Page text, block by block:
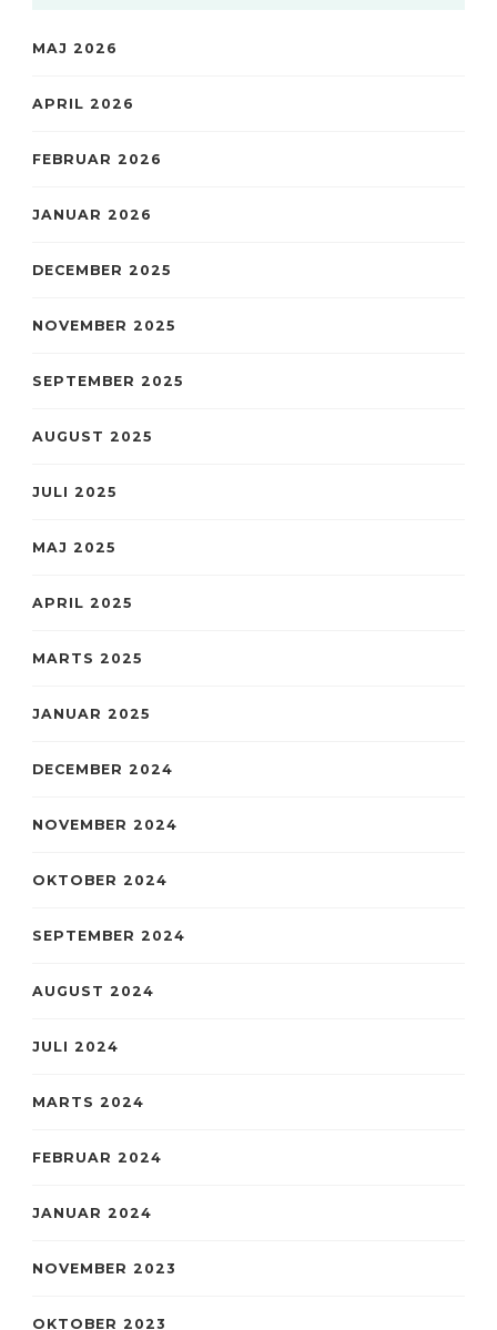
MAJ 2026
APRIL 2026
FEBRUAR 2026
JANUAR 2026
DECEMBER 2025
NOVEMBER 2025
SEPTEMBER 2025
AUGUST 2025
JULI 2025
MAJ 2025
APRIL 2025
MARTS 2025
JANUAR 2025
DECEMBER 2024
NOVEMBER 2024
OKTOBER 2024
SEPTEMBER 2024
AUGUST 2024
JULI 2024
MARTS 2024
FEBRUAR 2024
JANUAR 2024
NOVEMBER 2023
OKTOBER 2023